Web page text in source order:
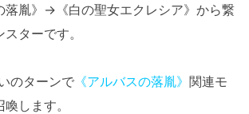
落胤》→《白の聖女エクレシア》から繋
ターです。
のターンで 《アルバスの落胤》 関連モ
します。